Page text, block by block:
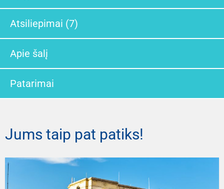
Atsiliepimai (7)
Apie šalį
Patarimai
Jums taip pat patiks!